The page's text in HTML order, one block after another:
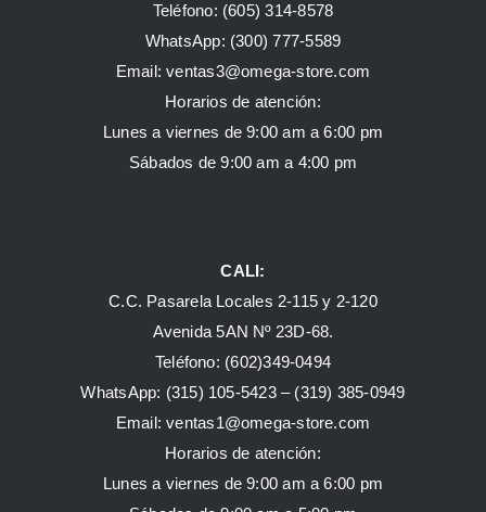
Teléfono: (605) 314-8578
WhatsApp: (300) 777-5589
Email: ventas3@omega-store.com
Horarios de atención:
Lunes a viernes de 9:00 am a 6:00 pm
Sábados de 9:00 am a 4:00 pm
CALI:
C.C. Pasarela Locales 2-115 y 2-120
Avenida 5AN Nº 23D-68.
Teléfono: (602)349-0494
WhatsApp: (315) 105-5423 – (319) 385-0949
Email:ventas1@omega-store.com
Horarios de atención:
Lunes a viernes de 9:00 am a 6:00 pm